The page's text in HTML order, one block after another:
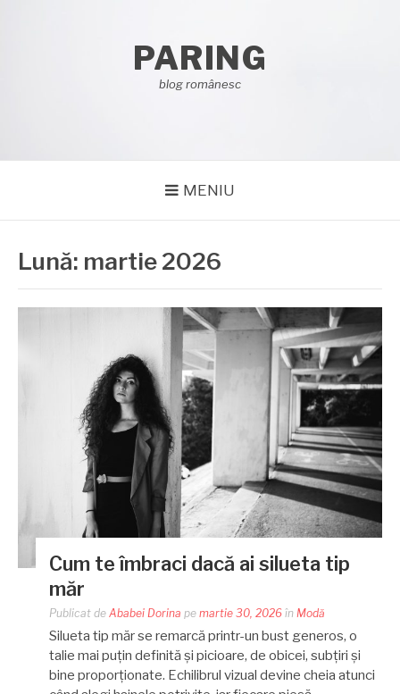
PARING
blog românesc
MENIU
Lună: martie 2026
Cum te îmbraci dacă ai silueta tip
măr
Publicat de Ababei Dorina pe martie 30, 2026 în Modă
Silueta tip măr se remarcă printr-un bust generos, o
talie mai puțin definită și picioare, de obicei, subțiri și
bine proporționate. Echilibrul vizual devine cheia atunci